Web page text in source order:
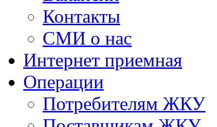
Контакты
СМИ о нас
Интернет приемная
Операции
Потребителям ЖКУ